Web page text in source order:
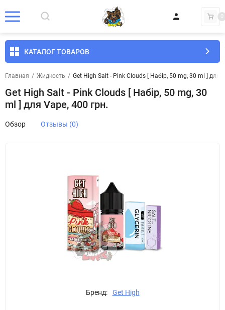
0
КАТАЛОГ ТОВАРОВ
Главная / Жидкость / Get High Salt - Pink Clouds [ Набір, 50 mg, 30 ml ] для
Get High Salt - Pink Clouds [ Набір, 50 mg, 30
ml ] для Vape, 400 грн.
Обзор Отзывы (0)
Бренд: Get High